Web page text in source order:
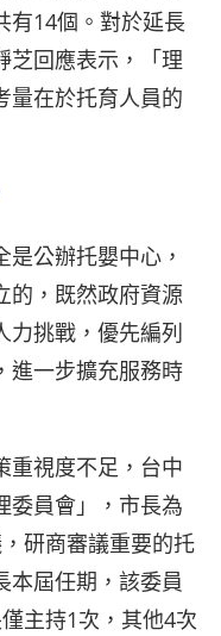
有14個。對於延長
芝回應表示，「理
量在於托育人員的
公辦托嬰中心，
的，既然政府資源
力挑戰，優先編列
進一步擴充服務時
重視度不足，台中
委員會」，市長為
研商審議重要的托
本屆任期，該委員
主持1次，其他4次